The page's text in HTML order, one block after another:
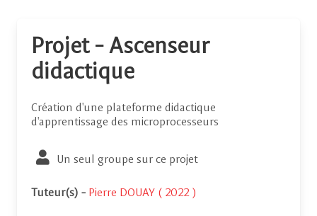
Projet - Ascenseur
didactique
Création d'une plateforme didactique
d'apprentissage des microprocesseurs
Un seul groupe sur ce projet
Tuteur(s) - Pierre DOUAY ( 2022 )